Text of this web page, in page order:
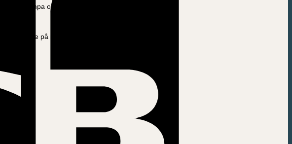
och en 100 % laddad indikatorlampa.
laddare på marknaden tyvärr.